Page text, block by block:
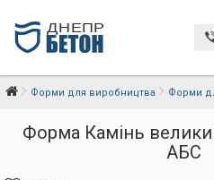
Форми для виробництва Форми
Форма Камінь
АБС